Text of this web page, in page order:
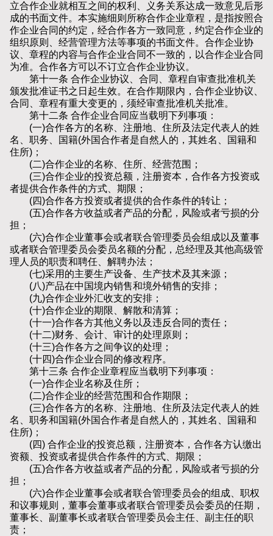
立合作企业就相互之间的权利、义务关系达成一致意见后形
成的书面文件。本实施细则所称合作企业章程，是指按照合
作企业合同的约定，经合作各方一致同意，约定合作企业的
组织原则、经营管理方法等事项的书面文件。合作企业协
议、章程的内容与合作企业合同不一致的，以合作企业合同
为准。合作各方可以不订立合作企业协议。
第十一条 合作企业协议、合同、章程自审查批准机关
颁发批准证书之日起生效。在合作期限内，合作企业协议、
合同、章程有重大变更的，须经审查批准机关批准。
第十二条 合作企业合同应当载明下列事项：
(一)合作各方的名称、注册地、住所及法定代表人的姓
名、职务、国籍(外国合作者是自然人的，其姓名、国籍和
住所)；
(二)合作企业的名称、住所、经营范围；
(三)合作企业的投资总额，注册资本，合作各方投资或
者提供合作条件的方式、期限；
(四)合作各方投资或者提供的合作条件的转让；
(五)合作各方收益或者产品的分配，风险或者亏损的分
担；
(六)合作企业董事会或者联合管理委员会组成以及董事
或者联合管理委员会委员名额的分配，总经理及其他高级管
理人员的职责和聘任、解聘办法；
(七)采用的主要生产设备、生产技术及其来源；
(八)产品在中国境内销售和境外销售的安排；
(九)合作企业外汇收支的安排；
(十)合作企业的期限、解散和清算；
(十一)合作各方其他义务以及违反合同的责任；
(十二)财务、会计、审计的处理原则；
(十三)合作各方之间争议的处理；
(十四)合作企业合同的修改程序。
第十三条 合作企业章程应当载明下列事项：
(一)合作企业名称及住所；
(二)合作企业的经营范围和合作期限；
(三)合作各方的名称、注册地、住所及法定代表人的姓
名、职务和国籍(外国合作者是自然人的，其姓名、国籍和
住所)；
(四) 合作企业的投资总额，注册资本，合作各方认缴出
资额、投资或者提供合作条件的方式、期限；
(五)合作各方收益或者产品的分配，风险或者亏损的分
担；
(六)合作企业董事会或者联合管理委员会的组成、职权
和议事规则，董事会董事或者联合管理委员会委员的任期，
董事长、副董事长或者联合管理委员会主任、副主任的职
责；